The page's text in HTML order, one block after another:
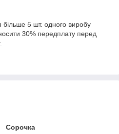
більше 5 шт. одного виробу
30% передплату перед
Сорочка